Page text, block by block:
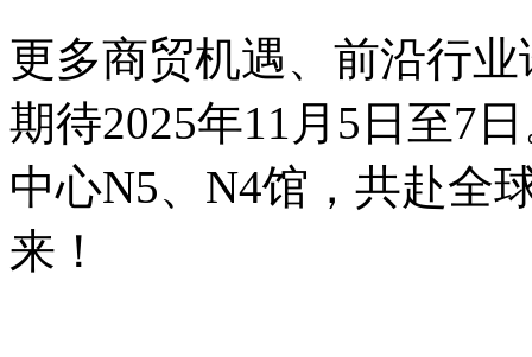
更多商贸机遇、前沿行
期待2025年11月5日至7
中心N5、N4馆，共赴全
来！